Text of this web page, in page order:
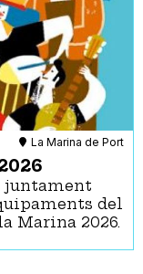
La Marina de Port
juntament
del
Marina 2026.